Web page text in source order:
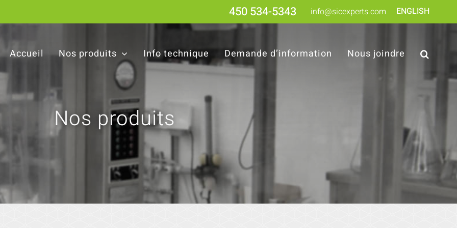
ENGLISH
450 534-5343 info@sicexperts.com
Accueil Nos produits Info technique Demande d’information Nous joindre
Nos produits